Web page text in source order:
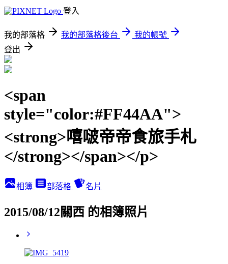
登入
我的部落格 我的部落格後台
我的帳號
登出
<span
style="color:#FF44AA">
<strong>嘻啵帝帝食旅手札
</strong></span></p>
相簿 部落格 名片
2015/08/12關西 的相簿照片